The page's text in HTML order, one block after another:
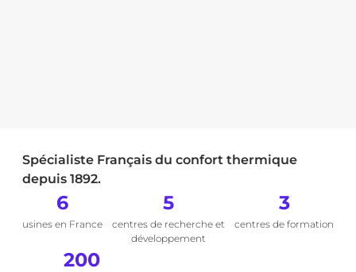
Spécialiste Français du confort thermique
depuis 1892.
6
usines en France
5
centres de recherche et
développement
3
centres de formation
200